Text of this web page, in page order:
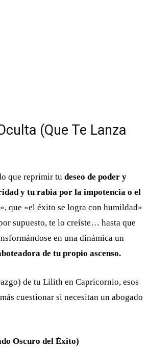
(Que Te Lanza
que reprimir tu deseo de poder y
y tu rabia por la impotencia o el
que «el éxito se logra con humildad»
supuesto, te lo creíste… hasta que
en una dinámica un
de tu propio ascenso.
de tu Lilith en Capricornio, esos
cuestionar si necesitan un abogado
Oscuro del Éxito)